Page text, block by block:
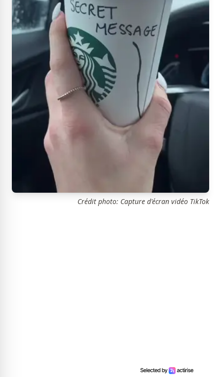
Crédit photo: Capture d'écran vidéo TikTok